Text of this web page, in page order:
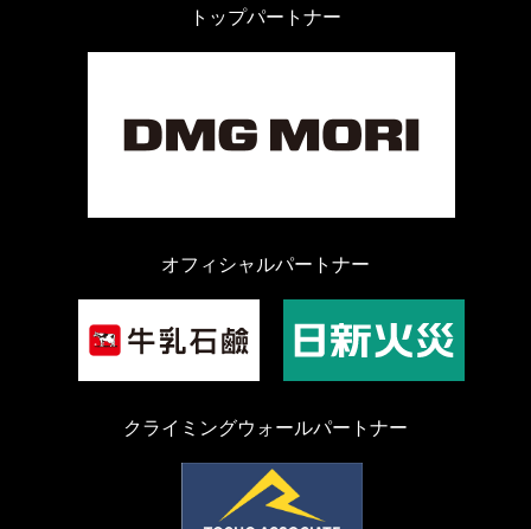
トップパートナー
オフィシャルパートナー
クライミングウォールパートナー